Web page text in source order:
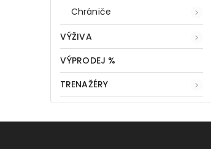
Chrániče
VÝŽIVA
VÝPRODEJ %
TRENAŽÉRY